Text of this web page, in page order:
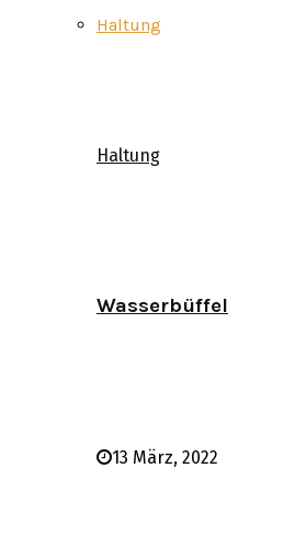
Haltung
Haltung
Wasserbüffel
13 März, 2022